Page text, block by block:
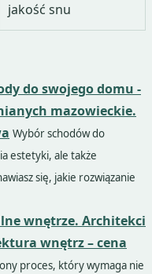
jakość snu
do swojego domu -
mazowieckie.
Wybór schodów do
estetyki, ale także
się, jakie rozwiązanie
wnętrze. Architekci
wnętrz – cena
proces, który wymaga nie